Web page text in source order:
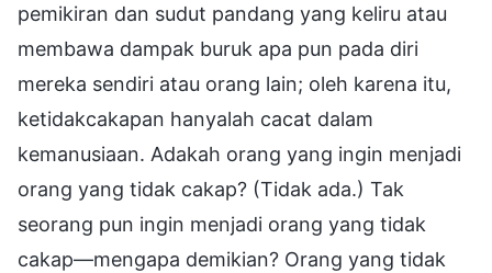
pemikiran dan sudut pandang yang keliru atau
membawa dampak buruk apa pun pada diri
mereka sendiri atau orang lain; oleh karena itu,
ketidakcakapan hanyalah cacat dalam
kemanusiaan. Adakah orang yang ingin menjadi
orang yang tidak cakap? (Tidak ada.) Tak
seorang pun ingin menjadi orang yang tidak
cakap—mengapa demikian? Orang yang tidak